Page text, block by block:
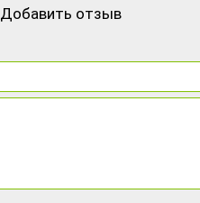
Добавить отзыв